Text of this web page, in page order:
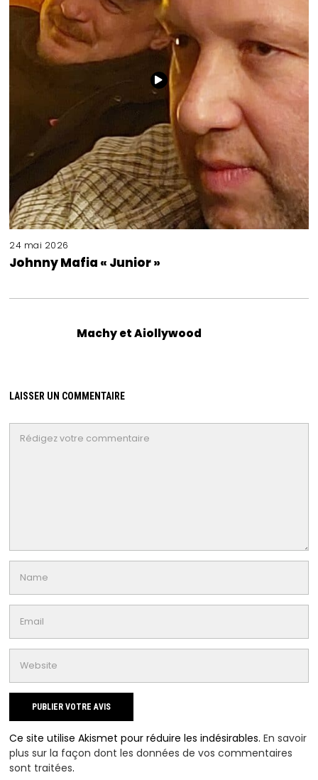
24 mai 2026
Johnny Mafia « Junior »
Machy et Aiollywood
LAISSER UN COMMENTAIRE
Ce site utilise Akismet pour réduire les indésirables.En savoir
plus sur la façon dont les données de vos commentaires
sont traitées.